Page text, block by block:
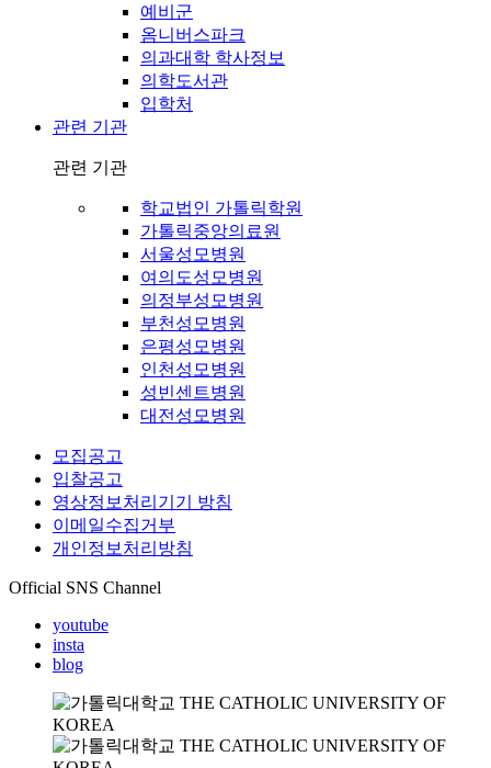
예비군
옴니버스파크
의과대학 학사정보
의학도서관
입학처
관련 기관
관련 기관
학교법인 가톨릭학원
가톨릭중앙의료원
서울성모병원
여의도성모병원
의정부성모병원
부천성모병원
은평성모병원
인천성모병원
성빈센트병원
대전성모병원
모집공고
입찰공고
영상정보처리기기 방침
이메일수집거부
개인정보처리방침
Official SNS Channel
youtube
insta
blog